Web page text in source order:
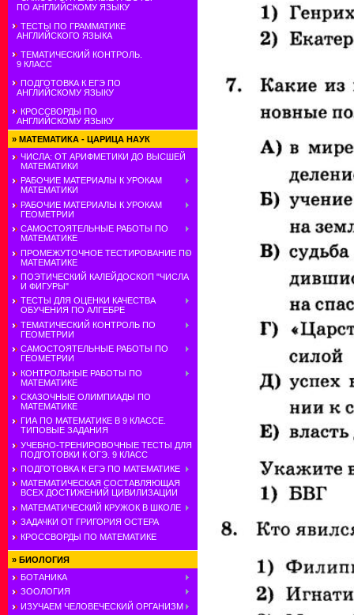
ПО АНГЛИЙСКОМУ ЯЗЫКУ
ТЕСТЫ ПО ГРАММАТИКЕ
АНГЛИЙСКОГО ЯЗЫКА
ТЕМАТИЧЕСКИЙ КОНТРОЛЬ.
9 КЛАСС
ПОДГОТОВКА К ЕГЭ ПО
АНГЛИЙСКОМУ ЯЗЫКУ
КРОССВОРДЫ ПО
АНГЛИЙСКОМУ ЯЗЫКУ
» МАТЕМАТИКА - ЦАРИЦА НАУК
ЧИСЛА: ОТ АРИФМЕТИКИ ДО ВЫСШЕЙ
МАТЕМАТИКИ
РАБОЧИЕ МАТЕРИАЛЫ К УРОКАМ
МАТЕМАТИКИ
РАБОЧИЕ МАТЕРИАЛЫ К УРОКАМ
ГЕОМЕТРИИ
САМОСТОЯТЕЛЬНЫЕ РАБОТЫ ПО
МАТЕМАТИКЕ
ПРОМЕЖУТОЧНОЕ ТЕСТИРОВАНИЕ ПО
МАТЕМАТИКЕ
ПОЭТИЧЕСКИЙ КАЛЕЙДОСКОП "ЧИСЛА
И ФИГУРЫ"
ТЕСТЫ ДЛЯ ОЦЕНКИ КАЧЕСТВА
ОБУЧЕНИЯ ПО АЛГЕБРЕ
ТЕМАТИЧЕСКИЙ КОНТРОЛЬ ПО
ГЕОМЕТРИИ
САМОСТОЯТЕЛЬНЫЕ РАБОТЫ ПО
ГЕОМЕТРИИ
КОНТРОЛЬНЫЕ РАБОТЫ ПО
МАТЕМАТИКЕ
СКАЗОЧНЫЕ ОЛИМПИАДЫ ПО
МАТЕМАТИКЕ
ГИА ПО МАТЕМАТИКЕ В 9 КЛАССЕ.
ТИПОВЫЕ ЗАДАНИЯ
УЧЕБНО-ТРЕНИРОВОЧНЫЕ ТЕСТЫ ДЛЯ
ПОДГОТОВКИ К ОГЭ. 9 КЛАСС
ПОДГОТОВКА К ЕГЭ ПО МАТЕМАТИКЕ
МАТЕМАТИЧЕСКАЯ СОСТАВЛЯЮЩАЯ
ВСЕХ ДОСТИЖЕНИЙ ЦИВИЛИЗАЦИИ
МАТЕМАТИЧЕСКИЙ КРУЖОК В ШКОЛЕ
ЗАДАЧКИ ОТ ГРИГОРИЯ ОСТЕРА
КРОССВОРДЫ ПО МАТЕМАТИКЕ
» БИОЛОГИЯ
БОТАНИКА
ЗООЛОГИЯ
ИЗУЧАЕМ ЧЕЛОВЕЧЕСКИЙ ОРГАНИЗМ